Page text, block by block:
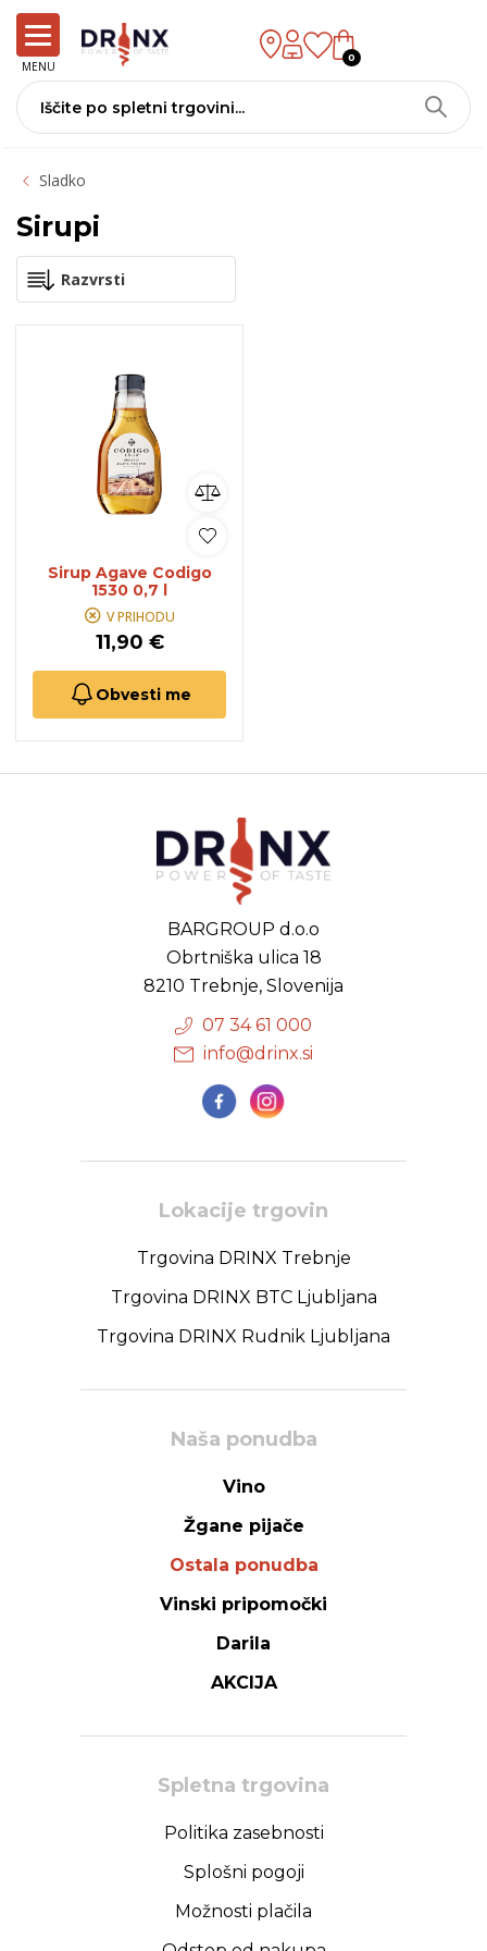
MENU
0
Sladko
Sirupi
Sirup Agave Codigo
1530 0,7 l
V PRIHODU
11,90 €
Obvesti me
BARGROUP d.o.o
Obrtniška ulica 18
8210 Trebnje, Slovenija
07 34 61 000
info@drinx.si
Lokacije trgovin
Trgovina DRINX Trebnje
Trgovina DRINX BTC Ljubljana
Trgovina DRINX Rudnik Ljubljana
Naša ponudba
Vino
Žgane pijače
Ostala ponudba
Vinski pripomočki
Darila
AKCIJA
Spletna trgovina
Politika zasebnosti
Splošni pogoji
Možnosti plačila